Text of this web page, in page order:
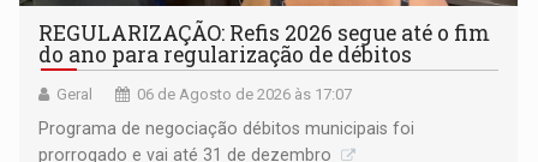
REGULARIZAÇÃO: Refis 2026 segue até o fim
do ano para regularização de débitos
Geral 06 de Agosto de 2026 às 17:07
Programa de negociação débitos municipais foi
prorrogado e vai até 31 de dezembro